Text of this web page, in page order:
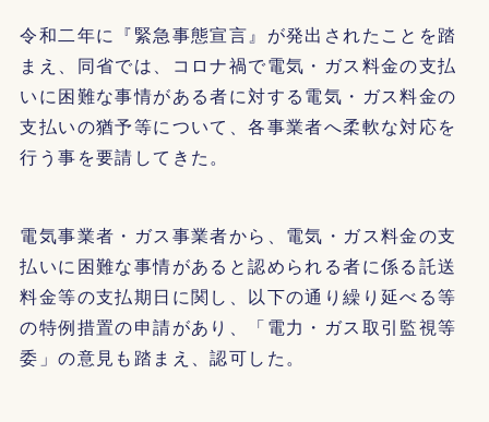
令和二年に『緊急事態宣言』が発出されたことを踏
まえ、同省では、コロナ禍で電気・ガス料金の支払
いに困難な事情がある者に対する電気・ガス料金の
支払いの猶予等について、各事業者へ柔軟な対応を
行う事を要請してきた。
電気事業者・ガス事業者から、電気・ガス料金の支
払いに困難な事情があると認められる者に係る託送
料金等の支払期日に関し、以下の通り繰り延べる等
の特例措置の申請があり、「電力・ガス取引監視等
委」の意見も踏まえ、認可した。